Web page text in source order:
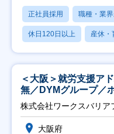
正社員採用 職種・業
休日120日以上 産休・
＜大阪＞就労支援ア
無／DYMグループ／
日祝】
株式会社ワークスバリア
大阪府